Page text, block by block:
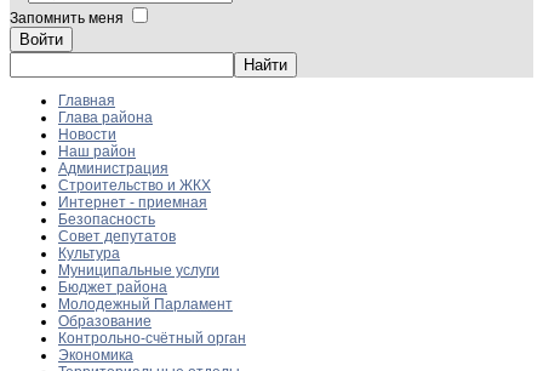
Запомнить меня
Войти
Главная
Глава района
Новости
Наш район
Администрация
Строительство и ЖКХ
Интернет - приемная
Безопасность
Совет депутатов
Культура
Муниципальные услуги
Бюджет района
Молодежный Парламент
Образование
Контрольно-счётный орган
Экономика